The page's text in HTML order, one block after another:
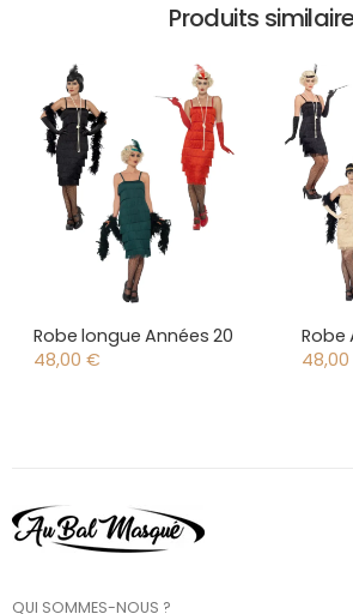
Produits
Robe longue Années 20
48,00 €
Robe
48,00
QUI SOMMES-NOUS ?